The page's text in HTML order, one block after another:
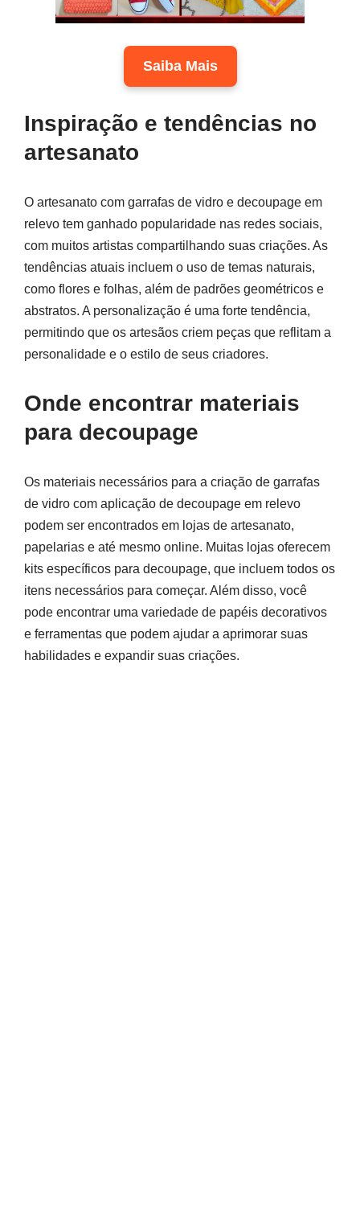
Saiba Mais
Inspiração e tendências no
artesanato
O artesanato com garrafas de vidro e decoupage em
relevo tem ganhado popularidade nas redes sociais,
com muitos artistas compartilhando suas criações. As
tendências atuais incluem o uso de temas naturais,
como flores e folhas, além de padrões geométricos e
abstratos. A personalização é uma forte tendência,
permitindo que os artesãos criem peças que reflitam a
personalidade e o estilo de seus criadores.
Onde encontrar materiais
para decoupage
Os materiais necessários para a criação de garrafas
de vidro com aplicação de decoupage em relevo
podem ser encontrados em lojas de artesanato,
papelarias e até mesmo online. Muitas lojas oferecem
kits específicos para decoupage, que incluem todos os
itens necessários para começar. Além disso, você
pode encontrar uma variedade de papéis decorativos
e ferramentas que podem ajudar a aprimorar suas
habilidades e expandir suas criações.